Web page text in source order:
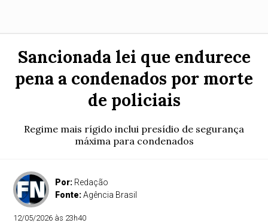
Sancionada lei que endurece
pena a condenados por morte
de policiais
Regime mais rígido inclui presídio de segurança
máxima para condenados
Por: Redação
Fonte:Agência Brasil
12/05/2026 às 23h40